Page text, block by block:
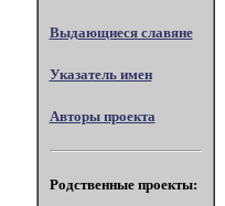
Выдающиеся славяне
Указатель имен
Авторы проекта
Родственные проекты: